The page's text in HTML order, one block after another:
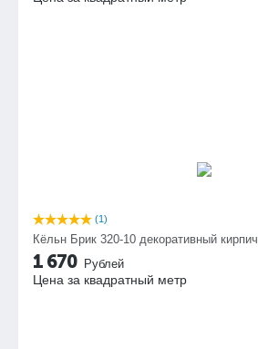
(1)
Кёльн Брик 320-10 декоративный кирпич
1 670 Рублей
Цена за квадратный метр